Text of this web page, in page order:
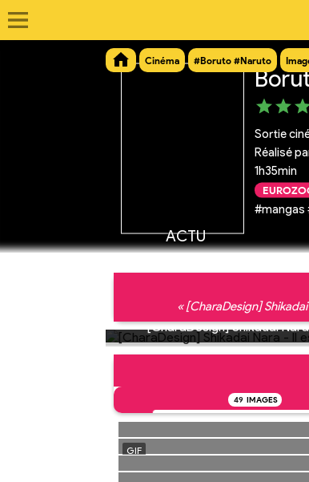
Cinéma #Boruto #Naruto
Sortie
Réalisé
1h35min
#mangas
ACTU
« [CharaDesign]
[CharaDesign] Shikadai
49 IMAGES